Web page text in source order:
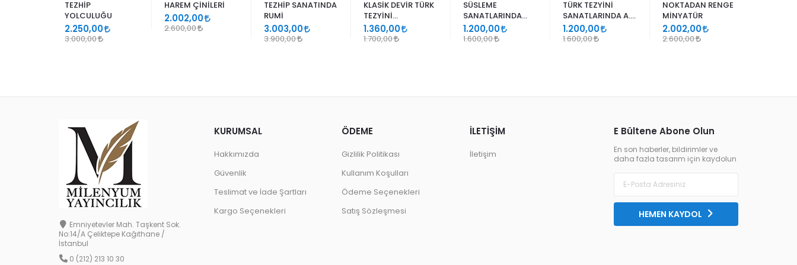
TEZHİP
YOLCULUĞU
2.250,00
3.000,00
HAREM ÇİNİLERİ
2.002,00
2.600,00
TEZHİP SANATINDA
RUMİ
3.003,00
3.900,00
KLASİK DEVİR TÜRK
TEZYİNİ
SANATLARINDA
DESEN
1.360,00
1.700,00
SÜSLEME
SANATLARINDA
GEÇMELER
1.200,00
1.600,00
TÜRK TEZYİNİ
SANATLARINDA A.
SÜHEYL ÜNVER VE
YENİ TERKİPLERİ
1.200,00
1.600,00
NOKTADAN RENGE
MİNYATÜR
2.002,00
2.600,00
Emniyetevler Mah. Taşkent Sok.
No:14/A Çeliktepe Kağıthane /
İstanbul
0 (212) 213 10 30
E Bültene Abone Olun
En son haberler, bildirimler ve
daha fazla tasarım için kaydolun
HEMEN KAYDOL
KURUMSAL
Hakkımızda
Güvenlik
Teslimat ve İade Şartları
Kargo Seçenekleri
ÖDEME
Gizlilik Politikası
Kullanım Koşulları
Ödeme Seçenekleri
Satış Sözleşmesi
İLETİŞİM
İletişim